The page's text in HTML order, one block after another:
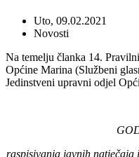
Uto, 09.02.2021
Novosti
Na temelju članka 14.
Općine Marina (Službeni
Jedinstveni upravni odjel
raspisivanja javnih